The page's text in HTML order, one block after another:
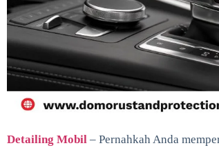
Detailing Mobil – Pernahkah Anda